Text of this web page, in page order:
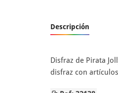
Descripción
Disfraz de Pirata
disfraz con